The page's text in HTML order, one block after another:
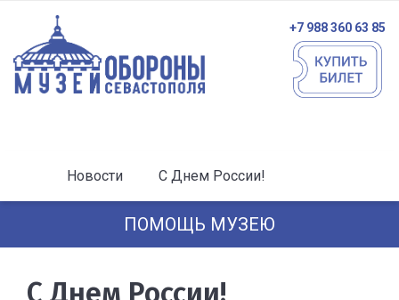
+7 988 360 63 85
Новости С Днем России!
ПОМОЩЬ МУЗЕЮ
С Днем России!